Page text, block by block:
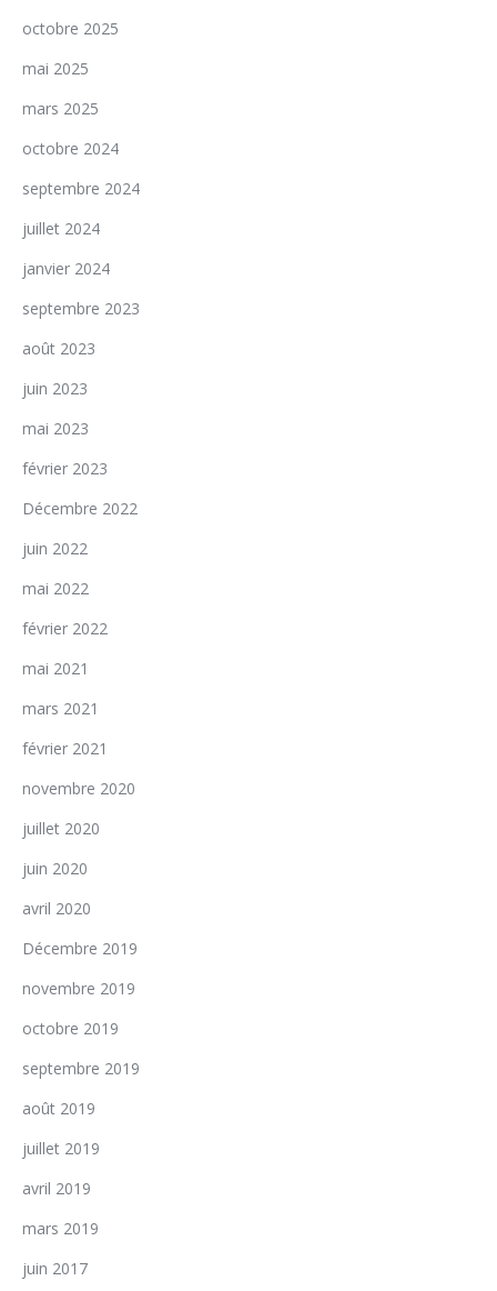
octobre 2025
mai 2025
mars 2025
octobre 2024
septembre 2024
juillet 2024
janvier 2024
septembre 2023
août 2023
juin 2023
mai 2023
février 2023
Décembre 2022
juin 2022
mai 2022
février 2022
mai 2021
mars 2021
février 2021
novembre 2020
juillet 2020
juin 2020
avril 2020
Décembre 2019
novembre 2019
octobre 2019
septembre 2019
août 2019
juillet 2019
avril 2019
mars 2019
juin 2017